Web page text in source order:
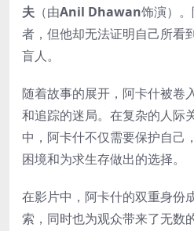
夫 （由Anil Dhawan饰演）
者，但他却无法证明自己所看
盲人。
随着故事的展开，阿卡什被卷
和追踪的迷局。在复杂的人际
中，阿卡什不仅需要保护自己
困境和为求生存做出的选择。
在影片中，阿卡什的双重身份
索，同时也为观众带来了无数